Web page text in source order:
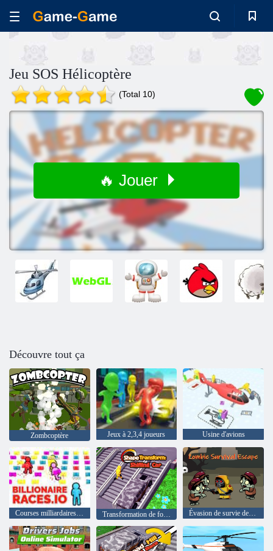
Jeu SOS Hélicoptère
(Total 10)
🔥 Jouer
Découvre tout ça
Zombcoptère Jeux à 2,3,4 joueurs Usine d'avions
Courses milliardaires. io Transformation de forme : changement de voiture Évasion de survie des zombies